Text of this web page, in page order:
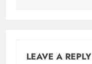
LEAVE A REPLY